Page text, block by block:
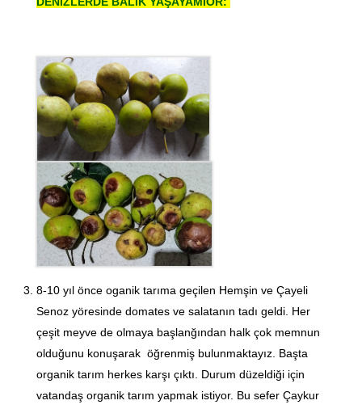
8-10 yıl önce oganik tarıma geçilen Hemşin ve Çayeli
Senoz yöresinde domates ve salatanın tadı geldi. Her
çeşit meyve de olmaya başlanğından halk çok memnun
olduğunu konuşarak öğrenmiş bulunmaktayız. Başta
organik tarım herkes karşı çıktı. Durum düzeldiği için
vatandaş organik tarım yapmak istiyor. Bu sefer Çaykur